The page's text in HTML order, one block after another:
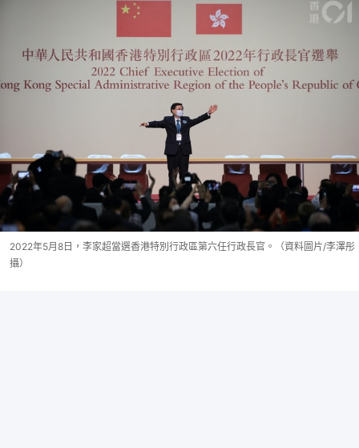
2022年5月8日，李家超當選香港特別行政區第六任行政長官。（資料圖片/李澤彤
攝）